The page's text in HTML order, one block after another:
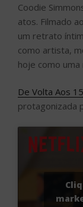
Coodie
atos. Filmado
um retrato
como artista,
hoje como
De Volta Aos 15
protagonizada